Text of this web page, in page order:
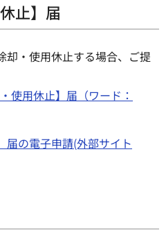
止】届
却・使用休止する場合、ご提
使用休止】届（ワード：
届の電子申請(外部サイト